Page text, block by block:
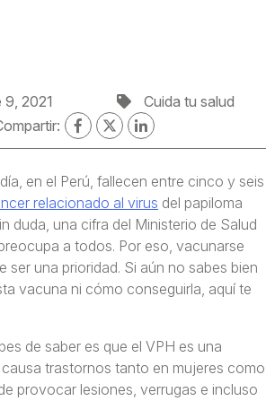
2021
Cuida tu salud
en el Perú, fallecen entre cinco y seis
relacionado al virus del papiloma
duda, una cifra del Ministerio de Salud
a todos. Por eso, vacunarse
ser una prioridad. Si aún no sabes bien
vacuna ni cómo conseguirla, aquí te
de saber es que el VPH es una
trastornos tanto en mujeres como
provocar lesiones, verrugas e incluso